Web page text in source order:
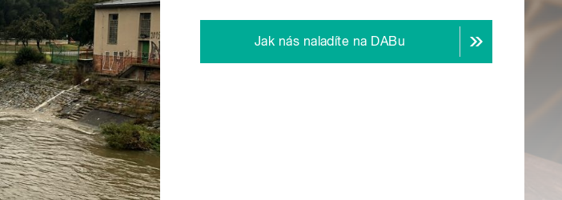
Jak nás naladíte na DABu